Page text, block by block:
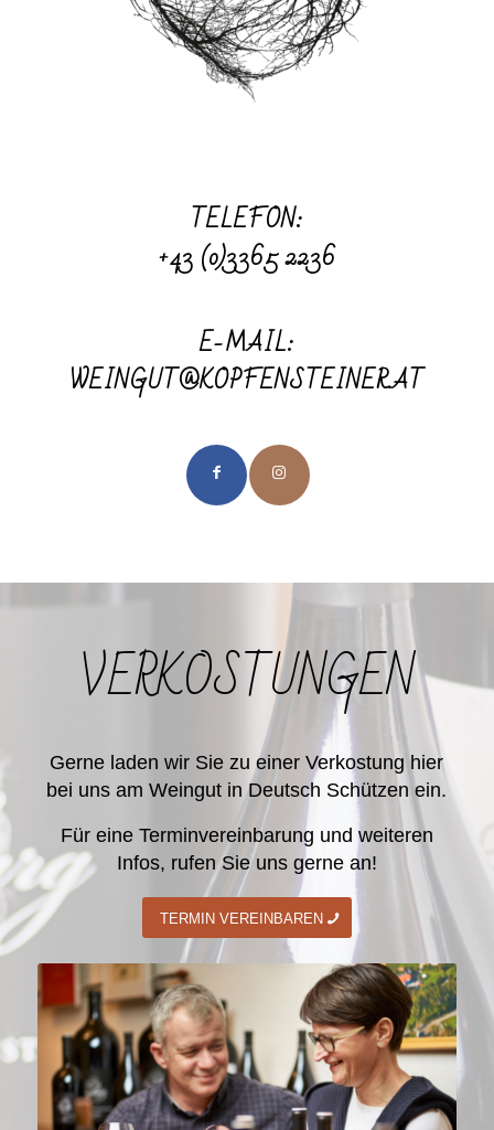
TELEFON:
+43 (0)3365 2236
E-MAIL:
WEINGUT@KOPFENSTEINER.AT
VERKOSTUNGEN
Gerne laden wir Sie zu einer Verkostung hier
bei uns am Weingut in Deutsch Schützen ein.
Für eine Terminvereinbarung und weiteren
Infos, rufen Sie uns gerne an!
TERMIN VEREINBAREN